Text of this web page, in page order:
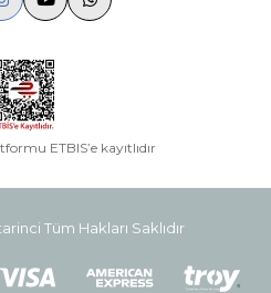
ETBIS’e kayıtlıdır
Tüm Hakları Saklıdır